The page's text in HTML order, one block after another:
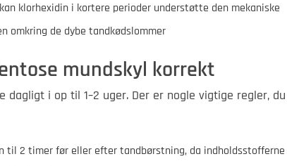
klorhexidin i kortere perioder understøtte den mekaniske
omkring de dybe tandkødslommer
mundskyl korrekt
dagligt i op til 1–2 uger. Der er nogle vigtige regler, du
til 2 timer før eller efter tandbørstning, da indholdsstofferne